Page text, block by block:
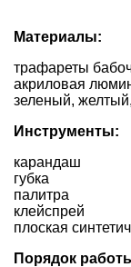
Материалы:
трафареты
акриловая
зеленый,
Инструменты:
карандаш
губка
палитра
клей­спрей
плоская
Порядок